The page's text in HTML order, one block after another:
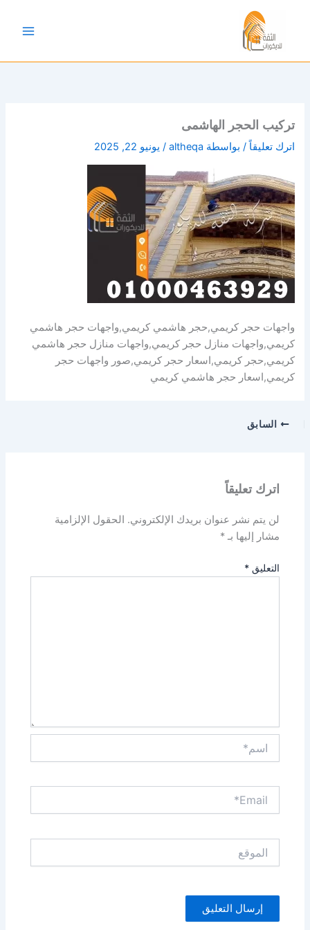
المحتوى
تركيب الحجر الهاشمى
اترك تعليقاً / بواسطة altheqa
/ يونيو 22, 2025
واجهات حجر كريمي,حجر هاشمي كريمي,واجهات حجر هاشمي
كريمي,واجهات منازل حجر كريمي,واجهات منازل حجر هاشمي
كريمي,حجر كريمي,اسعار حجر كريمي,صور واجهات حجر
كريمي,اسعار حجر هاشمي كريمي
السابق
اترك تعليقاً
لن يتم نشر عنوان بريدك الإلكتروني. الحقول الإلزامية
مشار إليها بـ*
التعليق*